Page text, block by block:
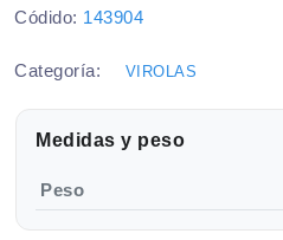
Códido: 143904
Categoría: VIROLAS
Medidas y peso
Peso